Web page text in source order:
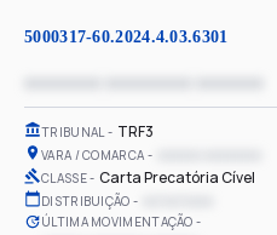
5000317-60.2024.4.03.6301
TRIBUNAL TRF3
VARA / COMARCA
CLASSE Carta Precatória Cível
DISTRIBUIÇÃO
ÚLTIMA MOVIMENTAÇÃO